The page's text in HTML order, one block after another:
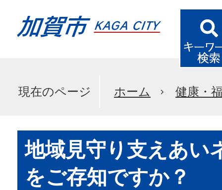
現在のページ ホーム 健康・
地域見守り支えあい
をご存知ですか？